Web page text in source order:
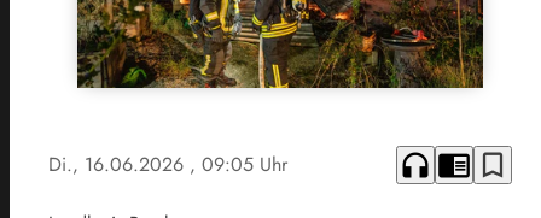
Di., 16.06.2026 , 09:05 Uhr headphones chrome_reader_mode bookmark_border